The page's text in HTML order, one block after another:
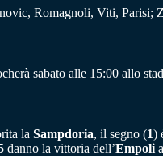
Romagnoli, Viti, Parisi;
sabato alle 15:00 allo
la Sampdoria, il segno (1)
danno la vittoria dell’Empoli a